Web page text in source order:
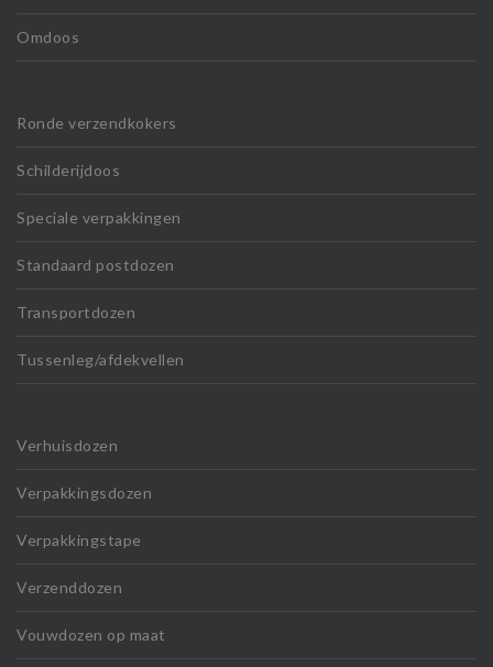
Omdoos
Ronde verzendkokers
Schilderijdoos
Speciale verpakkingen
Standaard postdozen
Transportdozen
Tussenleg/afdekvellen
Verhuisdozen
Verpakkingsdozen
Verpakkingstape
Verzenddozen
Vouwdozen op maat